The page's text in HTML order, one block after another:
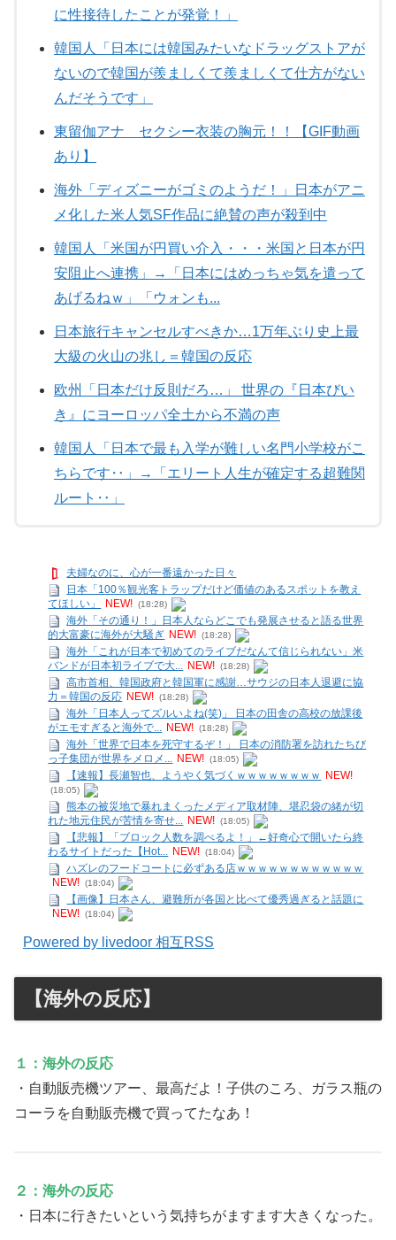
に性接待したことが発覚！」
韓国人「日本には韓国みたいなドラッグストアが
ないので韓国が羨ましくて羨ましくて仕方がない
んだそうです」
東留伽アナ セクシー衣装の胸元！！【GIF動画
あり】
海外「ディズニーがゴミのようだ！」日本がアニ
メ化した米人気SF作品に絶賛の声が殺到中
韓国人「米国が円買い介入・・・米国と日本が円
安阻止へ連携」→「日本にはめっちゃ気を遣って
あげるねｗ」「ウォンも...
日本旅行キャンセルすべきか…1万年ぶり史上最
大級の火山の兆し＝韓国の反応
欧州「日本だけ反則だろ…」 世界の『日本びい
き』にヨーロッパ全土から不満の声
韓国人「日本で最も入学が難しい名門小学校がこ
ちらです‥」→「エリート人生が確定する超難関
ルート‥」
夫婦なのに、心が一番遠かった日々
日本「100％観光客トラップだけど価値のあるスポットを教え
てほしい」
NEW! (18:28)
海外「その通り！」日本人ならどこでも発展させると語る世界
的大富豪に海外が大騒ぎ NEW! (18:28)
海外「これが日本で初めてのライブだなんて信じられない」米
バンドが日本初ライブで大... NEW! (18:28)
高市首相、韓国政府と韓国軍に感謝…サウジの日本人退避に協
力＝韓国の反応 NEW! (18:28)
海外「日本人ってズルいよね(笑)」 日本の田舎の高校の放課後
がエモすぎると海外で... NEW! (18:28)
海外「世界で日本を死守するぞ！」 日本の消防署を訪れたちび
っ子集団が世界をメロメ... NEW! (18:05)
【速報】長瀬智也、ようやく気づくｗｗｗｗｗｗｗｗ NEW!
(18:05)
熊本の被災地で暴れまくったメディア取材陣、堪忍袋の緒が切
れた地元住民が苦情を寄せ... NEW! (18:05)
【悲報】「ブロック人数を調べるよ！」←好奇心で開いたら終
わるサイトだった【Hot... NEW! (18:04)
ハズレのフードコートに必ずある店ｗｗｗｗｗｗｗｗｗｗｗｗ
NEW! (18:04)
【画像】日本さん、避難所が各国と比べて優秀過ぎると話題に
NEW! (18:04)
Powered by livedoor 相互RSS
【海外の反応】
１：海外の反応
・自動販売機ツアー、最高だよ！子供のころ、ガラス瓶の
コーラを自動販売機で買ってたなあ！
２：海外の反応
・日本に行きたいという気持ちがますます大きくなった。